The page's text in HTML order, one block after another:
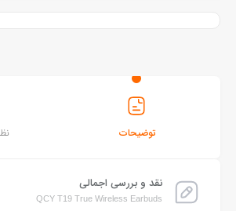
توضیحات
نقد و بررسی اجمالی
QCY T19 True Wireless Earbuds